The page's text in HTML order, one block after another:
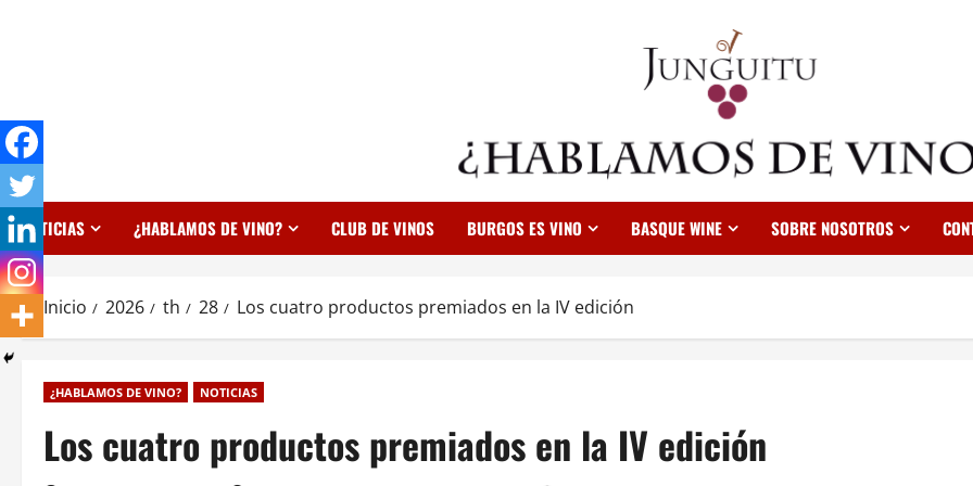
NOTICIAS ¿HABLAMOS DE VINO? CLUB DE VINOS BURGOS ES VINO BASQUE WINE SOBRE NOSOTROS
Inicio 2026 th 28 Los cuatro productos premiados en la IV edición
¿HABLAMOS DE VINO? NOTICIAS
Los cuatro productos premiados en la IV edición